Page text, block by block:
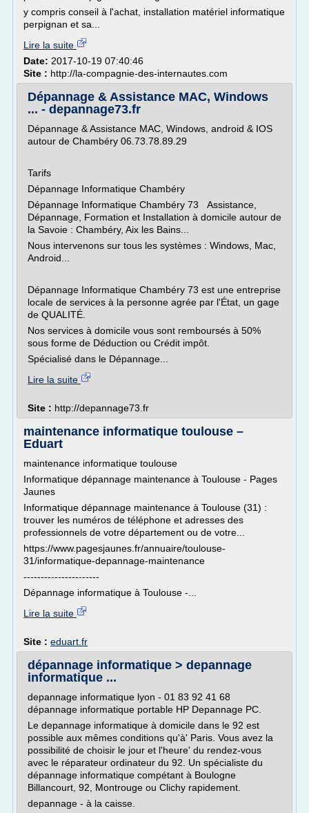
y compris conseil à l'achat, installation matériel informatique
perpignan et sa...
Lire la suite
Date: 2017-10-19 07:40:46
Site : http://la-compagnie-des-internautes.com
Dépannage & Assistance MAC, Windows
... - depannage73.fr
Dépannage & Assistance MAC, Windows, android & IOS
autour de Chambéry 06.73.78.89.29
Tarifs
Dépannage Informatique Chambéry
Dépannage Informatique Chambéry 73 Assistance,
Dépannage, Formation et Installation à domicile autour de
la Savoie : Chambéry, Aix les Bains...
Nous intervenons sur tous les systèmes : Windows, Mac,
Android...
Dépannage Informatique Chambéry 73 est une entreprise
locale de services à la personne agrée par l'État, un gage
de QUALITÉ.
Nos services à domicile vous sont remboursés à 50%
sous forme de Déduction ou Crédit impôt.
Spécialisé dans le Dépannage...
Lire la suite
Site : http://depannage73.fr
maintenance informatique toulouse –
Eduart
maintenance informatique toulouse
Informatique dépannage maintenance à Toulouse - Pages
Jaunes
Informatique dépannage maintenance à Toulouse (31) :
trouver les numéros de téléphone et adresses des
professionnels de votre département ou de votre...
https://www.pagesjaunes.fr/annuaire/toulouse-
31/informatique-depannage-maintenance
----------------------
Dépannage informatique à Toulouse -...
Lire la suite
Site : eduart.fr
dépannage informatique > depannage
informatique ...
depannage informatique lyon - 01 83 92 41 68
dépannage informatique portable HP Depannage PC.
Le depannage informatique à domicile dans le 92 est
possible aux mêmes conditions qu'à' Paris. Vous avez la
possibilité de choisir le jour et l'heure' du rendez-vous
avec le réparateur ordinateur du 92. Un spécialiste du
dépannage informatique compétant à Boulogne
Billancourt, 92, Montrouge ou Clichy rapidement.
depannage - à la caisse.